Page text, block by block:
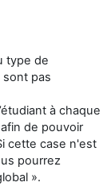
type de
pas
à chaque
de pouvoir
cette case n'est
pourrez
».